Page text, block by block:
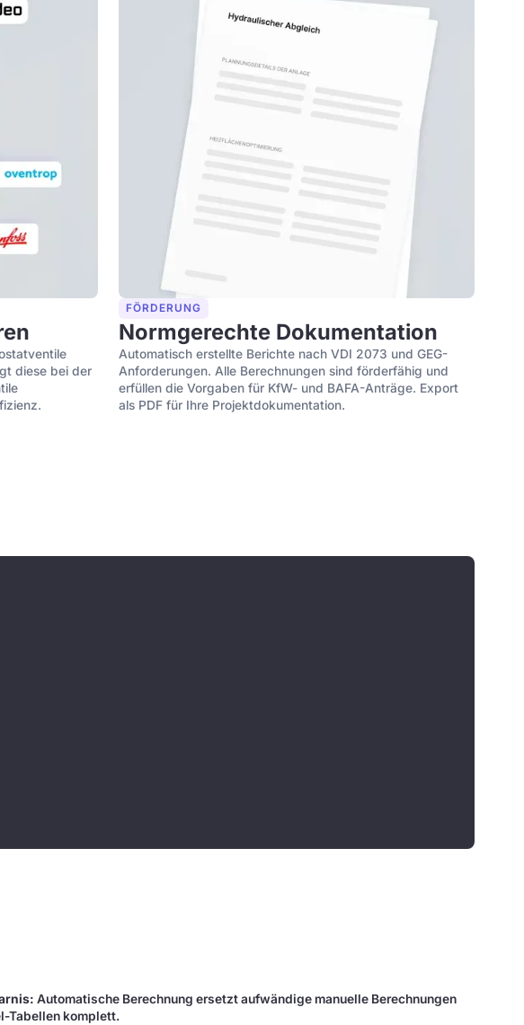
diese bei der
FÖRDERUNG
Normgerechte Dokumentation
Automatisch erstellte Berichte nach VDI 2073 und GEG-
Anforderungen. Alle Berechnungen sind förderfähig und
erfüllen die Vorgaben für KfW- und BAFA-Anträge. Export
als PDF für Ihre Projektdokumentation.
Automatische Berechnung ersetzt aufwändige manuelle Berechnungen
Tabellen komplett.